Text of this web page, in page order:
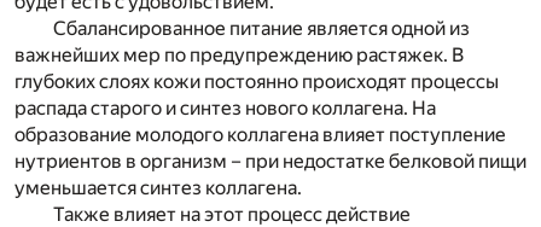
Сбалансированное питание является одной из
важнейших мер по предупреждению растяжек. В
глубоких слоях кожи постоянно происходят процессы
распада старого и синтез нового коллагена. На
образование молодого коллагена влияет поступление
нутриентов в организм – при недостатке белковой пищи
уменьшается синтез коллагена.
Также влияет на этот процесс действие